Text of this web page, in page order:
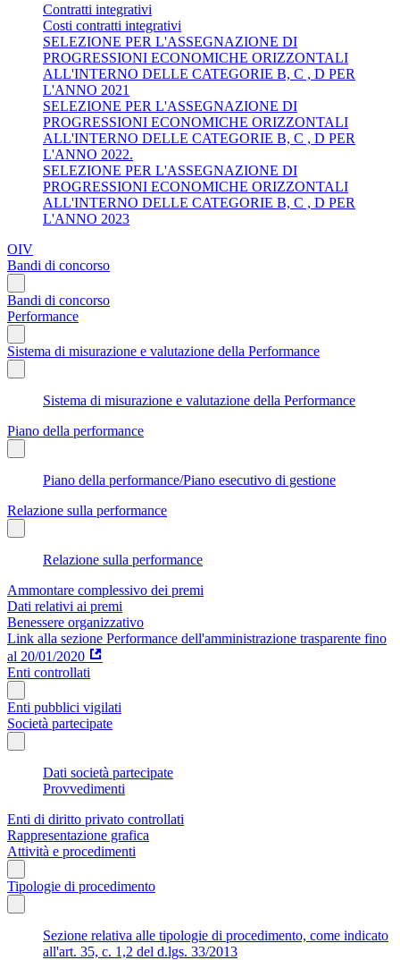
Contratti integrativi
Costi contratti integrativi
SELEZIONE PER L'ASSEGNAZIONE DI
PROGRESSIONI ECONOMICHE ORIZZONTALI
ALL'INTERNO DELLE CATEGORIE B, C , D PER
L'ANNO 2021
SELEZIONE PER L'ASSEGNAZIONE DI
PROGRESSIONI ECONOMICHE ORIZZONTALI
ALL'INTERNO DELLE CATEGORIE B, C , D PER
L'ANNO 2022.
SELEZIONE PER L'ASSEGNAZIONE DI
PROGRESSIONI ECONOMICHE ORIZZONTALI
ALL'INTERNO DELLE CATEGORIE B, C , D PER
L'ANNO 2023
OIV
Bandi di concorso
Bandi di concorso
Performance
Sistema di misurazione e valutazione della Performance
Sistema di misurazione e valutazione della Performance
Piano della performance
Piano della performance/Piano esecutivo di gestione
Relazione sulla performance
Relazione sulla performance
Ammontare complessivo dei premi
Dati relativi ai premi
Benessere organizzativo
Link alla sezione Performance dell'amministrazione trasparente fino
al 20/01/2020
Enti controllati
Enti pubblici vigilati
Società partecipate
Dati società partecipate
Provvedimenti
Enti di diritto privato controllati
Rappresentazione grafica
Attività e procedimenti
Tipologie di procedimento
Sezione relativa alle tipologie di procedimento, come indicato
all'art. 35, c. 1,2 del d.lgs. 33/2013